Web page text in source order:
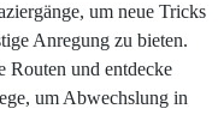
um neue Tricks
Anregung zu bieten.
Routen und entdecke
um Abwechslung in